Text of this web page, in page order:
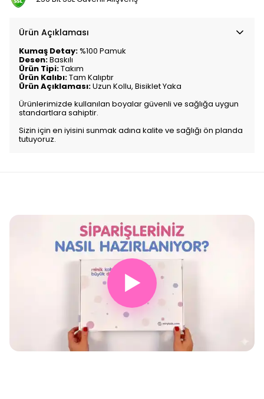
Ürün Açıklaması
Kumaş Detay:%100 Pamuk
Desen:Baskılı
Ürün Tipi:Takım
Ürün Kalıbı:Tam Kalıptır
Ürün Açıklaması:Uzun Kollu, Bisiklet Yaka
Ürünlerimizde kullanılan boyalar güvenli ve sağlığa uygun
standartlara sahiptir.
Sizin için en iyisini sunmak adına kalite ve sağlığı ön planda
tutuyoruz.
▶